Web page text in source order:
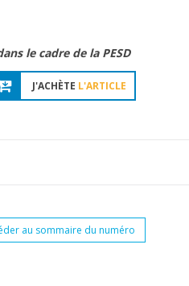
le cadre de la PESD
J'ACHÈTE L'ARTICLE
au sommaire du numéro